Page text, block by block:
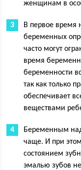
женщинам в
В первое время
беременных
часто могут
время
беременности
так как только
обеспечивает
веществами
Беременным
чаще. И при
состоянием
эмалью зубов